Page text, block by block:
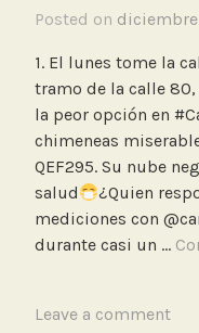
Posted on
1. El lunes tome la
tramo de la calle
la peor opción en
chimeneas
QEF295. Su nube
salud
¿Quien
mediciones con
durante casi un …
T
Leave a comment